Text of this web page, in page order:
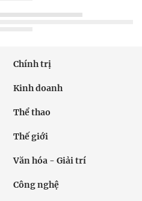
Chính trị
Kinh doanh
Thể thao
Thế giới
Văn hóa - Giải trí
Công nghệ